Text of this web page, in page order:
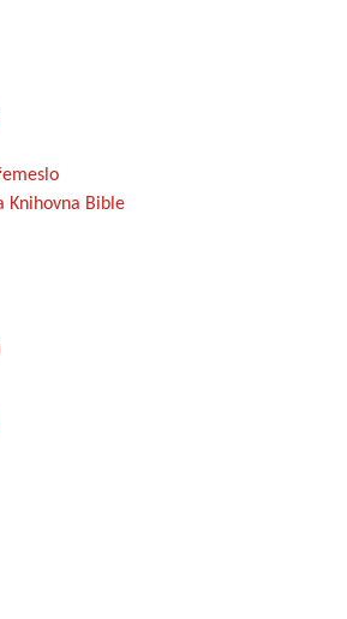
Knihovna Bible